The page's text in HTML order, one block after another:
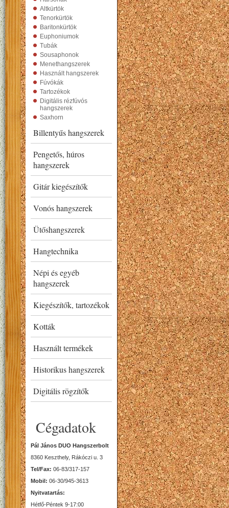
Altkürtök
Tenorkürtök
Baritonkürtök
Euphoniumok
Tubák
Sousaphonok
Menethangszerek
Használt hangszerek
Fúvókák
Tartozékok
Digitális rézfúvós
hangszerek
Saxhorn
Billentyűs hangszerek
Pengetős, húros
hangszerek
Gitár kiegészítők
Vonós hangszerek
Ütőshangszerek
Hangtechnika
Népi és egyéb
hangszerek
Kiegészítők, tartozékok
Kották
Használt termékek
Historikus hangszerek
Digitális rögzítők
Cégadatok
Pál János DUO Hangszerbolt
8360 Keszthely, Rákóczi u. 3
Tel/Fax: 06-83/317-157
Mobil: 06-30/945-3613
Nyitvatartás:
Hétfő-Péntek 9-17:00